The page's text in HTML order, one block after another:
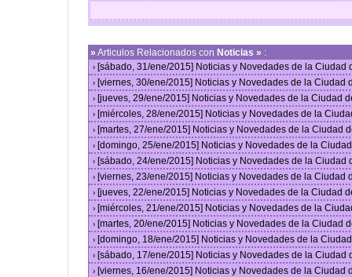
» Articulos Relacionados con Noticias » :
› [sábado, 31/ene/2015] Noticias y Novedades de la Ciudad
› [viernes, 30/ene/2015] Noticias y Novedades de la Ciudad
› [jueves, 29/ene/2015] Noticias y Novedades de la Ciudad
› [miércoles, 28/ene/2015] Noticias y Novedades de la
› [martes, 27/ene/2015] Noticias y Novedades de la Ciudad
› [domingo, 25/ene/2015] Noticias y Novedades de la
› [sábado, 24/ene/2015] Noticias y Novedades de la Ciudad
› [viernes, 23/ene/2015] Noticias y Novedades de la Ciudad
› [jueves, 22/ene/2015] Noticias y Novedades de la Ciudad
› [miércoles, 21/ene/2015] Noticias y Novedades de la
› [martes, 20/ene/2015] Noticias y Novedades de la Ciudad
› [domingo, 18/ene/2015] Noticias y Novedades de la
› [sábado, 17/ene/2015] Noticias y Novedades de la Ciudad
› [viernes, 16/ene/2015] Noticias y Novedades de la Ciudad